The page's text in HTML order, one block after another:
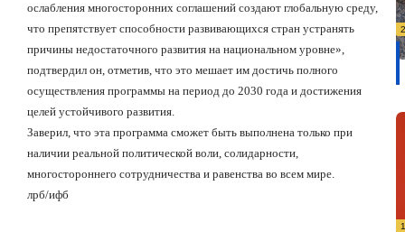
ослабления многосторонних соглашений создают глобальную среду,
что препятствует способности развивающихся стран устранять
причины недостаточного развития на национальном уровне»,
подтвердил он, отметив, что это мешает им достичь полного
осуществления программы на период до 2030 года и достижения
целей устойчивого развития.
Заверил, что эта программа сможет быть выполнена только при
наличии реальной политической воли, солидарности,
многостороннего сотрудничества и равенства во всем мире.
лрб/ифб